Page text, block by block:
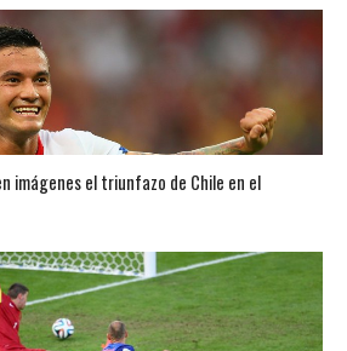
imágenes el triunfazo de Chile en el